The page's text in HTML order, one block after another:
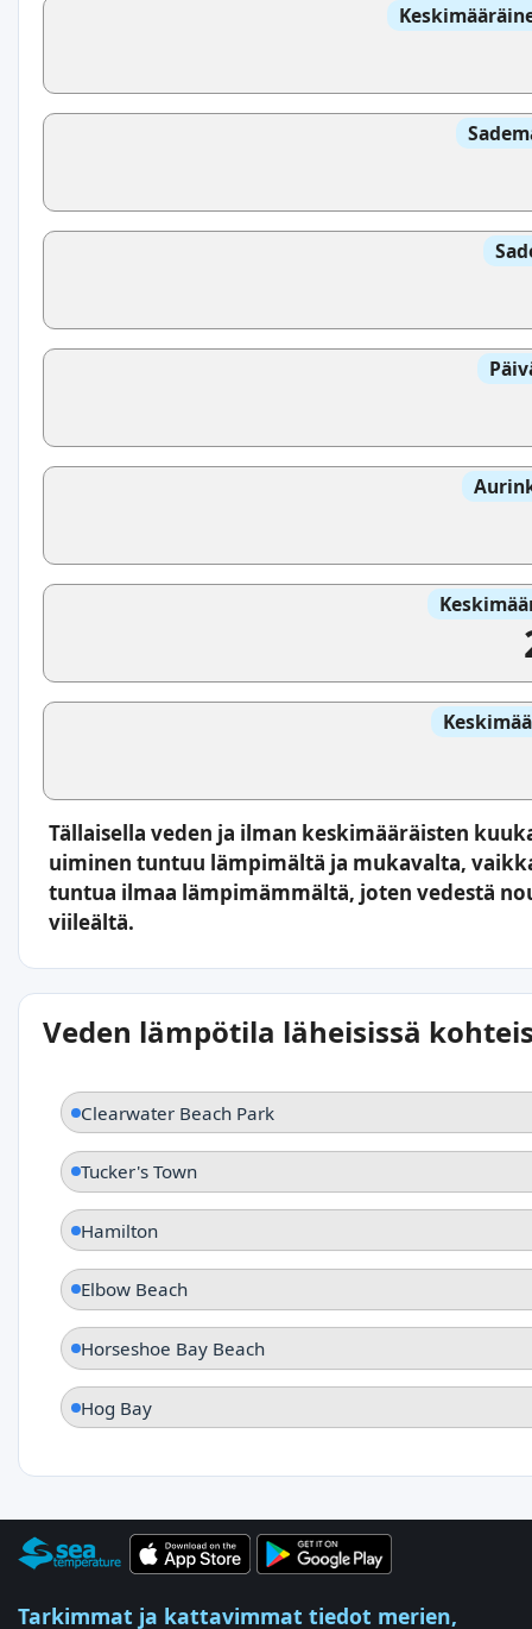
Tällaisella veden ja ilman keskimääräisten
uiminen tuntuu lämpimältä ja mukavalta,
tuntua ilmaa lämpimämmältä, joten vedestä
viileältä.
Veden lämpötila läheisissä
Clearwater Beach Park
Tucker's Town
Hamilton
Elbow Beach
Horseshoe Bay Beach
Hog Bay
Tarkimmat ja kattavimmat tiedot merien,